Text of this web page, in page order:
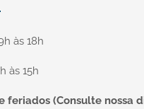
às 18h
às 15h
feriados (Consulte nossa